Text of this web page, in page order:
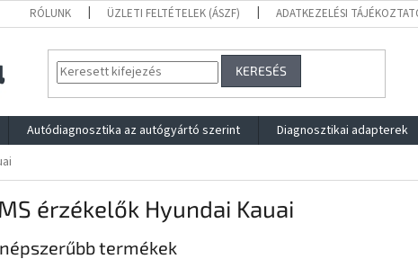
RÓLUNK ÜZLETI FELTÉTELEK (ÁSZF) ADATKEZELÉSI
KERESÉS
Autódiagnosztika az autógyártó szerint Diagnosztikai adapterek
érzékelők Hyundai Kauai
termékek